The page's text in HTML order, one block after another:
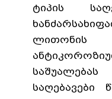
ტიპის
ლითონის
საღებავები